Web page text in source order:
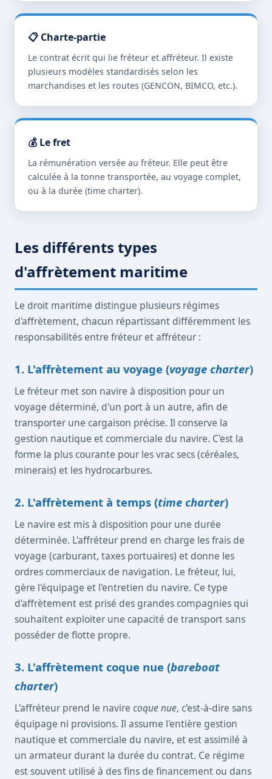
📋 Charte-partie
Le contrat écrit qui lie fréteur et affréteur. Il existe
plusieurs modèles standardisés selon les
marchandises et les routes (GENCON, BIMCO, etc.).
💰 Le fret
La rémunération versée au fréteur. Elle peut être
calculée à la tonne transportée, au voyage complet,
ou à la durée (time charter).
Les différents types
d'affrètement maritime
Le droit maritime distingue plusieurs régimes
d'affrètement, chacun répartissant différemment les
responsabilités entre fréteur et affréteur :
1. L'affrètement au voyage (voyage charter)
Le fréteur met son navire à disposition pour un
voyage déterminé, d'un port à un autre, afin de
transporter une cargaison précise. Il conserve la
gestion nautique et commerciale du navire. C'est la
forme la plus courante pour les vrac secs (céréales,
minerais) et les hydrocarbures.
2. L'affrètement à temps (time charter)
Le navire est mis à disposition pour une durée
déterminée. L'affréteur prend en charge les frais de
voyage (carburant, taxes portuaires) et donne les
ordres commerciaux de navigation. Le fréteur, lui,
gère l'équipage et l'entretien du navire. Ce type
d'affrètement est prisé des grandes compagnies qui
souhaitent exploiter une capacité de transport sans
posséder de flotte propre.
3. L'affrètement coque nue (bareboat
charter)
L'affréteur prend le navire coque nue, c'est-à-dire sans
équipage ni provisions. Il assume l'entière gestion
nautique et commerciale du navire, et est assimilé à
un armateur durant la durée du contrat. Ce régime
est souvent utilisé à des fins de financement ou dans